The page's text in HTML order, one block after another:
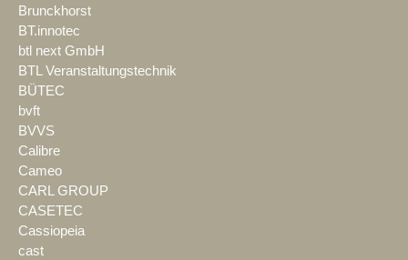
Brunckhorst
BT.innotec
btl next GmbH
BTL Veranstaltungstechnik
BÜTEC
bvft
BVVS
Calibre
Cameo
CARL GROUP
CASETEC
Cassiopeia
cast